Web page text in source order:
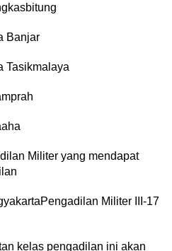
Banjar
Tasikmalaya
Militer yang mendapat
Militer III-17
kelas pengadilan ini akan